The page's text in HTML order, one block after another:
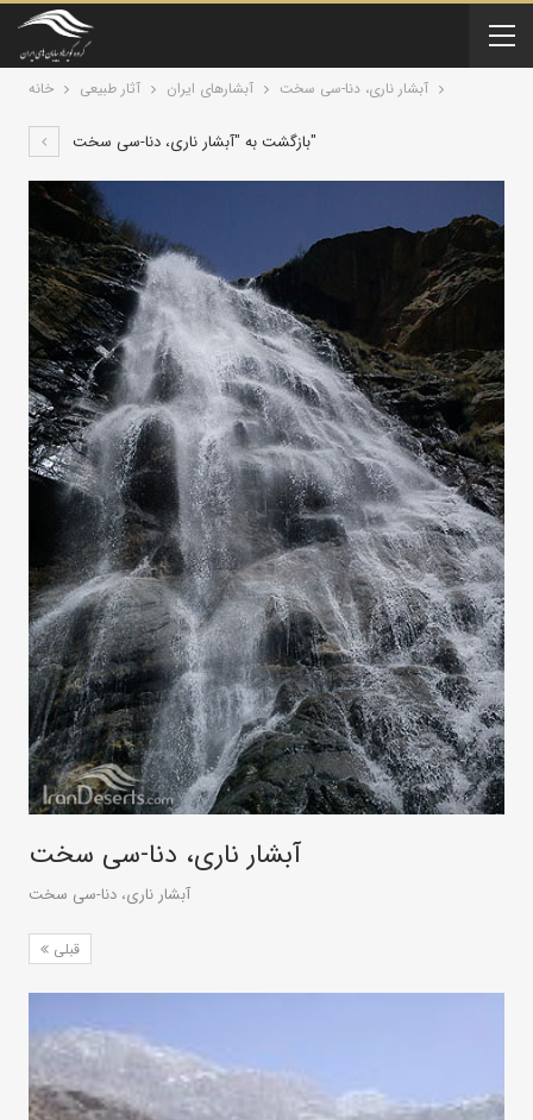
خانه آثار طبیعی آبشارهای ایران آبشار ناری، دنا-سی سخت
بازگشت به "آبشار ناری، دنا-سی سخت"
آبشار ناری، دنا-سی سخت
آبشار ناری، دنا-سی سخت
قبلی